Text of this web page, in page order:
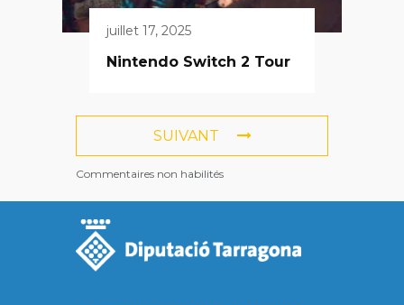
juillet 17, 2025
Nintendo Switch 2 Tour
SUIVANT
Commentaires non habilités